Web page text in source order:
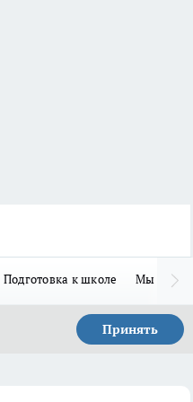
Подготовка к школе Мы в MAX
Принять